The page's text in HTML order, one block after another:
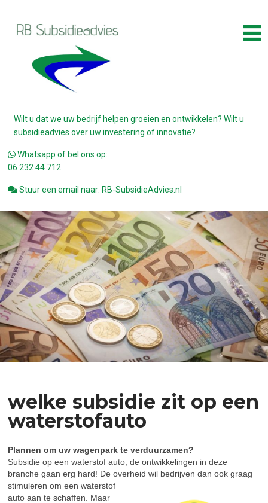
Wilt u dat we uw bedrijf helpen groeien en ontwikkelen? Wilt u
subsidieadvies over uw investering of innovatie?
Whatsapp of bel ons op:
06 232 44 712
Stuur een email naar: RB-SubsidieAdvies.nl
welke subsidie zit op een
waterstofauto
Plannen om uw wagenpark te verduurzamen?
Subsidie op een waterstof auto, de ontwikkelingen in deze
branche gaan erg hard! De overheid wil bedrijven dan ook graag
stimuleren om een waterstof
auto aan te schaffen. Maar